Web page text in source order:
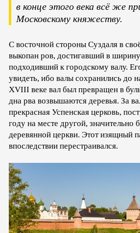
в конце этого века всё же
Московскому княжеству.
С восточной стороны Суздаля в
выкопан ров, достигавший в
подходивший к городскому валу.
увидеть, ибо валы сохранились до
XVIII веке вал был превращен в
дна рва возвышаются деревья. За
прекрасная Успенская церковь,
году на месте другой, значительно
деревянной церкви. Этот изящный
впоследствии перестраивался.